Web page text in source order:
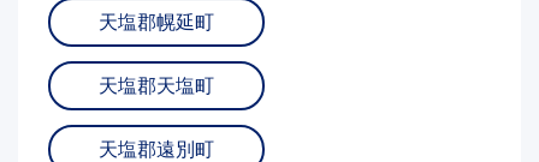
天塩郡幌延町
天塩郡天塩町
天塩郡遠別町